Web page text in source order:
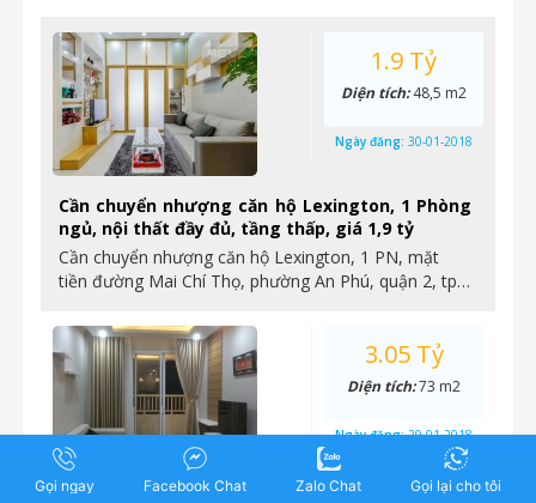
Cần chuyển nhượng căn hộ Lexington, 1 Phòng
ngủ, nội thất đầy đủ, tầng thấp, giá 1,9 tỷ
Cần chuyển nhượng căn hộ Lexington, 1 PN, mặt
tiền đường Mai Chí Thọ, phường An Phú, quận 2, tp…
1.9 Tỷ
Diện tích:48,5 m2
Ngày đăng: 30-01-2018
3.05 Tỷ
Diện tích:73 m2
Ngày đăng:29-01-2018
Gọi ngay Facebook Chat Zalo Chat Gọi lại cho tôi